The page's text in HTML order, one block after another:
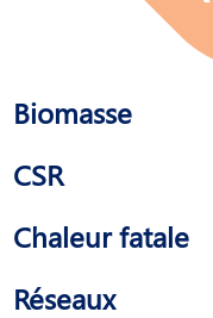
Biomasse
CSR
Chaleur fatale
Réseaux